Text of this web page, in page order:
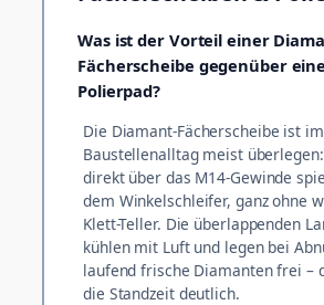
Was ist der Vorteil einer
Fächerscheibe gegenüber
Polierpad?
Die Diamant-Fächerscheibe ist
Baustellenalltag meist
direkt über das M14-Gewinde
dem Winkelschleifer, ganz ohne
Klett-Teller. Die überlappenden
kühlen mit Luft und legen bei
laufend frische Diamanten frei –
die Standzeit deutlich.